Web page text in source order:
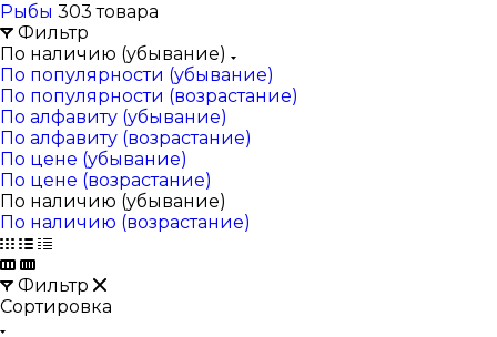
Рыбы 303 товара
Фильтр
По наличию (убывание)
По популярности (убывание)
По популярности (возрастание)
По алфавиту (убывание)
По алфавиту (возрастание)
По цене (убывание)
По цене (возрастание)
По наличию (убывание)
По наличию (возрастание)
Фильтр
Сортировка